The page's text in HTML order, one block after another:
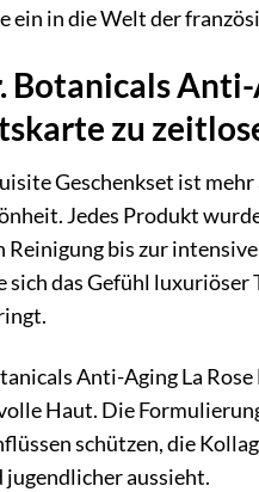
ein in die Welt der
Botanicals
zu
Geschenkset ist
Jedes Produkt
Reinigung bis zur
sich das Gefühl
Anti-Aging La
Haut. Die
schützen, die
aussieht.